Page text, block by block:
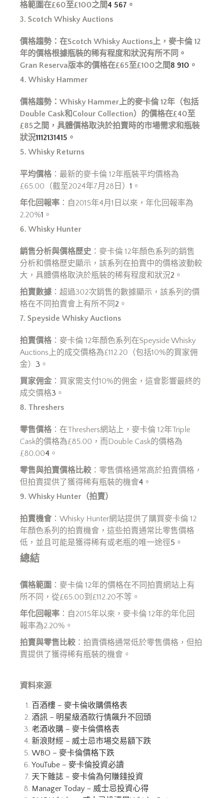
格範圍在£60至£100之間4 567 。
3. Scotch Whisky Auctions
價格趨勢：在Scotch Whisky Auctions上，麥卡倫 12
年的價格根據瓶裝的稀有程度和狀況有所不同。
Gran Reserva版本的價格在£65至£100之間8 910 。
4. Whisky Hammer
價格趨勢：Whisky Hammer上的麥卡倫 12年（包括
Double Cask和Colour Collection）的價格在£40至
£85之間，具體價格取決於拍賣時的市場需求和瓶裝
狀況1112131415 。
5. Whisky Returns
平均價格 ：最新的麥卡倫 12年瓶裝平均價格為
£65.00（截至2024年7月28日） 1 。
年化回報率 ：自2015年4月1日以來，年化回報率為
2.20%1 。
6. Whisky Hunter
銷售分析與價格歷史 ：麥卡倫 12年顏色系列的銷售
分析和價格歷史顯示，該系列在拍賣中的價格波動較
大，具體價格取決於瓶裝的稀有程度和狀況2 。
拍賣數據 ：超過302次銷售的數據顯示，該系列的價
格在不同拍賣會上有所不同 2 。
7. Speyside Whisky Auctions
拍賣價格 ：麥卡倫 12年顏色系列在Speyside Whisky
Auctions上的成交價格為£112.20（包括10%的買家佣
金） 3 。
買家佣金 ：買家需支付10%的佣金，這會影響最終的
成交價格3 。
8. Threshers
零售價格 ：在Threshers網站上，麥卡倫 12年Triple
Cask的價格為£85.00，而Double Cask的價格為
£80.004 。
零售與拍賣價格比較 ：零售價格通常高於拍賣價格，
但拍賣提供了獲得稀有瓶裝的機會4 。
9. Whisky Hunter （拍賣）
拍賣機會：Whisky Hunter網站提供了購買麥卡倫 12
年顏色系列的拍賣機會，這些拍賣通常比零售價格
低，並且可能是獲得稀有或老瓶的唯一途徑5 。
總結
價格範圍 ：麥卡倫 12年的價格在不同拍賣網站上有
所不同，從£65.00到£112.20不等。
年化回報率 ：自2015年以來，麥卡倫 12年的年化回
報率為2.20%。
拍賣與零售比較 ：拍賣價格通常低於零售價格，但拍
賣提供了獲得稀有瓶裝的機會。
資料來源
百酒樓 – 麥卡倫收購價格表
酒訊 – 明星級酒款行情飆升不回頭
老酒收購 – 麥卡倫價格表
新浪財經 – 威士忌市場交易額下跌
WBO – 麥卡倫價格下跌
YouTube – 麥卡倫投資必讀
天下雜誌 – 麥卡倫為何賺錢投資
Manager Today – 威士忌投資心得